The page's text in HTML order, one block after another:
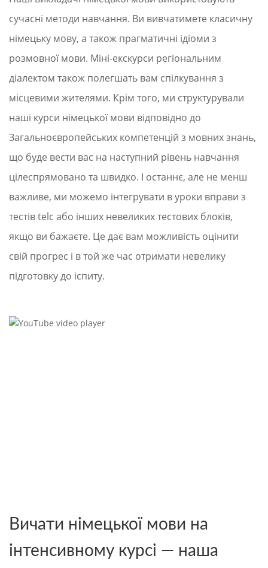
сучасні методи навчання. Ви вивчатимете класичну
німецьку мову, а також прагматичні ідіоми з
розмовної мови. Міні-екскурси регіональним
діалектом також полегшать вам спілкування з
місцевими жителями. Крім того, ми структурували
наші курси німецької мови відповідно до
Загальноєвропейських компетенцій з мовних знань,
що буде вести вас на наступний рівень навчання
цілеспрямовано та швидко. І останнє, але не менш
важливе, ми можемо інтегрувати в уроки вправи з
тестів telc або інших невеликих тестових блоків,
якщо ви бажаєте. Це дає вам можливість оцінити
свій прогрес і в той же час отримати невелику
підготовку до іспиту.
Вичати німецької мови на
інтенсивному курсі — наша